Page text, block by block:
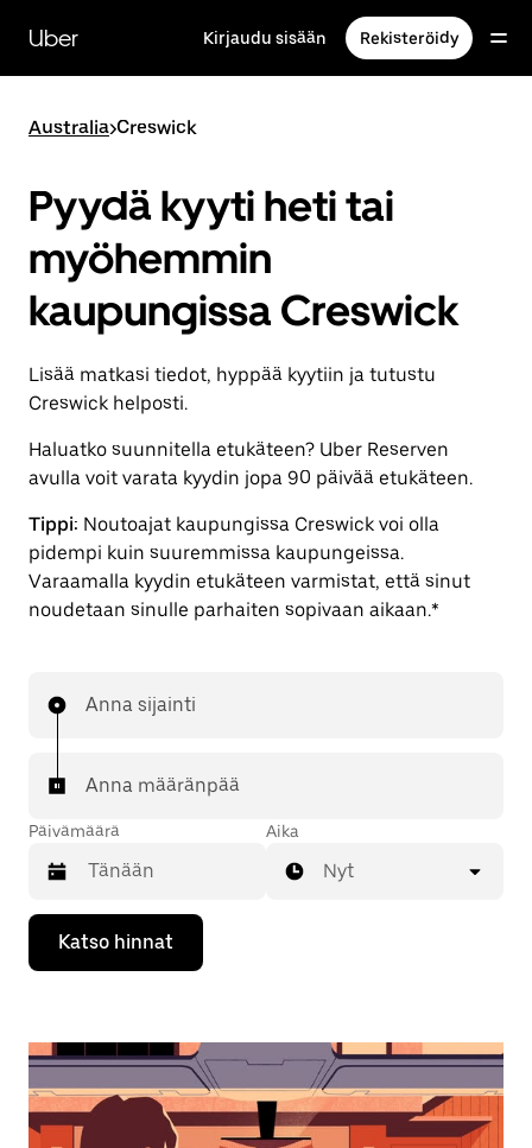
siirry
pääsisältöön
Uber Kirjaudu sisään Rekisteröidy
Australia>Creswick
Pyydä kyyti heti tai
myöhemmin
kaupungissa Creswick
Lisää matkasi tiedot, hyppää kyytiin ja tutustu
Creswick helposti.
Haluatko suunnitella etukäteen? Uber Reserven
avulla voit varata kyydin jopa 90 päivää etukäteen.
Tippi: Noutoajat kaupungissa Creswick voi olla
pidempi kuin suuremmissa kaupungeissa.
Varaamalla kyydin etukäteen varmistat, että sinut
noudetaan sinulle parhaiten sopivaan aikaan.*
Anna sijainti
Anna määränpää
Päivämäärä
Valitse
päivämäärä
kalenterissa
Sulje
Esc-
painikkeella.
Aika
Nyt
Katso hinnat